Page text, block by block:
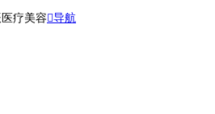
疗美容导航